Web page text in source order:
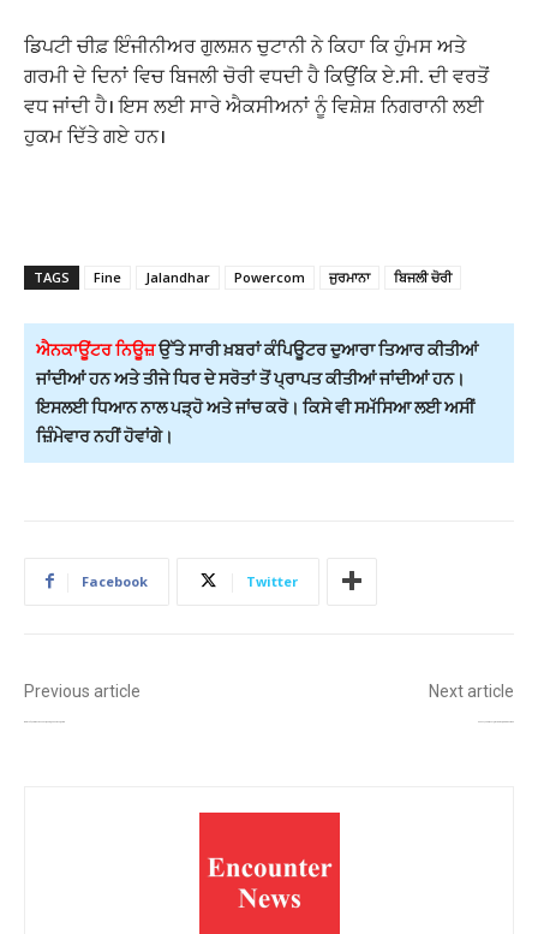
ਡਿਪਟੀ ਚੀਫ਼ ਇੰਜੀਨੀਅਰ ਗੁਲਸ਼ਨ ਚੁਟਾਨੀ ਨੇ ਕਿਹਾ ਕਿ ਹੁੰਮਸ ਅਤੇ
ਗਰਮੀ ਦੇ ਦਿਨਾਂ ਵਿਚ ਬਿਜਲੀ ਚੋਰੀ ਵਧਦੀ ਹੈ ਕਿਉਂਕਿ ਏ.ਸੀ. ਦੀ ਵਰਤੋਂ
ਵਧ ਜਾਂਦੀ ਹੈ। ਇਸ ਲਈ ਸਾਰੇ ਐਕਸੀਅਨਾਂ ਨੂੰ ਵਿਸ਼ੇਸ਼ ਨਿਗਰਾਨੀ ਲਈ
ਹੁਕਮ ਦਿੱਤੇ ਗਏ ਹਨ।
TAGS Fine Jalandhar Powercom ਜੁਰਮਾਨਾ ਬਿਜਲੀ ਚੋਰੀ
ਐਨਕਾਊਂਟਰ ਨਿਊਜ਼ਉੱਤੇ ਸਾਰੀ ਖ਼ਬਰਾਂ ਕੰਪਿਊਟਰ ਦੁਆਰਾ ਤਿਆਰ ਕੀਤੀਆਂ
ਜਾਂਦੀਆਂ ਹਨ ਅਤੇ ਤੀਜੇ ਧਿਰ ਦੇ ਸਰੋਤਾਂ ਤੋਂ ਪ੍ਰਾਪਤ ਕੀਤੀਆਂ ਜਾਂਦੀਆਂ ਹਨ।
ਇਸਲਈ ਧਿਆਨ ਨਾਲ ਪੜ੍ਹੋ ਅਤੇ ਜਾਂਚ ਕਰੋ। ਕਿਸੇ ਵੀ ਸਮੱਸਿਆ ਲਈ ਅਸੀਂ
ਜ਼ਿੰਮੇਵਾਰ ਨਹੀਂ ਹੋਵਾਂਗੇ।
Facebook Twitter
Previous article Next article